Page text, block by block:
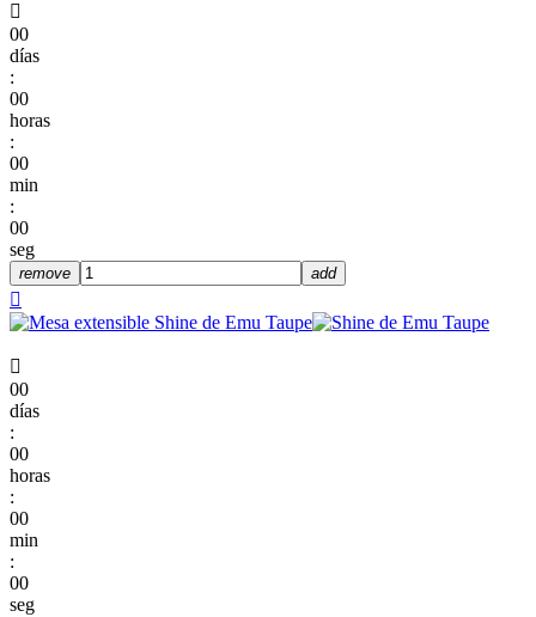

00
días
:
00
horas
:
00
min
:
00
seg
remove add


00
días
:
00
horas
:
00
min
:
00
seg